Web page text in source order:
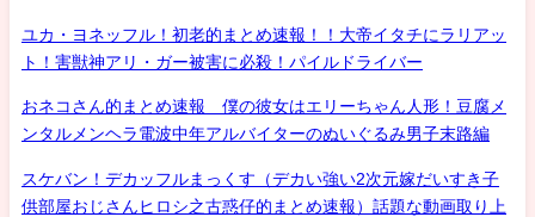
ユカ・ヨネッフル！初老的まとめ速報！！大帝イタチにラリアッ
ト！害獣神アリ・ガー被害に必殺！パイルドライバー
おネコさん的まとめ速報 僕の彼女はエリーちゃん人形！豆腐メ
ンタルメンヘラ電波中年アルバイターのぬいぐるみ男子末路編
スケバン！デカッフルまっくす（デカい強い2次元嫁だいすき子
供部屋おじさんヒロシ之古惑仔的まとめ速報）話題な動画取り上